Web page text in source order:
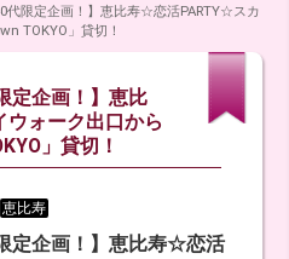
代限定企画！】恵比寿☆恋活PARTY☆スカ
TOKYO」貸切！
定企画！】恵比
ォーク出口から
」貸切！
恵比寿
定企画！】恵比寿☆恋活